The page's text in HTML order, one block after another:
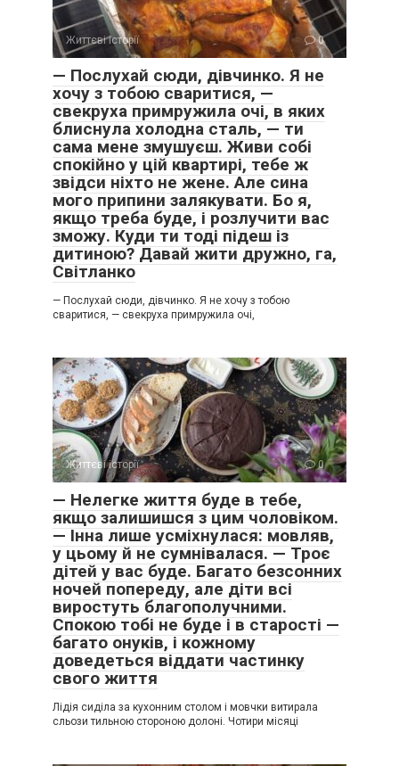
Життєві історії 0
— Послухай сюди, дівчинко. Я не
хочу з тобою сваритися, —
свекруха примружила очі, в яких
блиснула холодна сталь, — ти
сама мене змушуєш. Живи собі
спокійно у цій квартирі, тебе ж
звідси ніхто не жене. Але сина
мого припини залякувати. Бо я,
якщо треба буде, і розлучити вас
зможу. Куди ти тоді підеш із
дитиною? Давай жити дружно, га,
Світланко
— Послухай сюди, дівчинко. Я не хочу з тобою
сваритися, — свекруха примружила очі,
Життєві історії 0
— Нелегке життя буде в тебе,
якщо залишишся з цим чоловіком.
— Інна лише усміхнулася: мовляв,
у цьому й не сумнівалася. — Троє
дітей у вас буде. Багато безсонних
ночей попереду, але діти всі
виростуть благополучними.
Спокою тобі не буде і в старості —
багато онуків, і кожному
доведеться віддати частинку
свого життя
Лідія сиділа за кухонним столом і мовчки витирала
сльози тильною стороною долоні. Чотири місяці